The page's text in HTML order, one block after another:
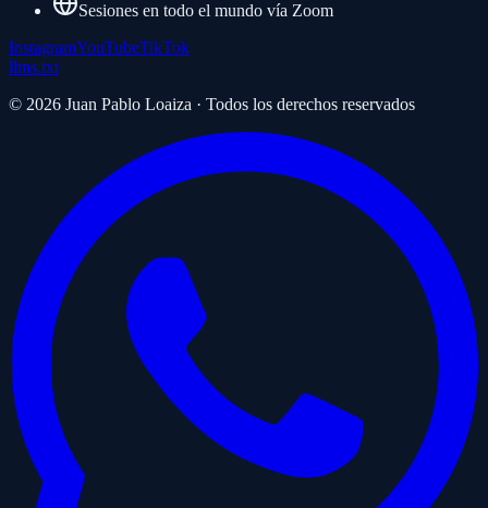
Sesiones en todo el mundo vía Zoom
InstagramYouTubeTikTok
llms.txt
© 2026 Juan Pablo Loaiza · Todos los derechos reservados